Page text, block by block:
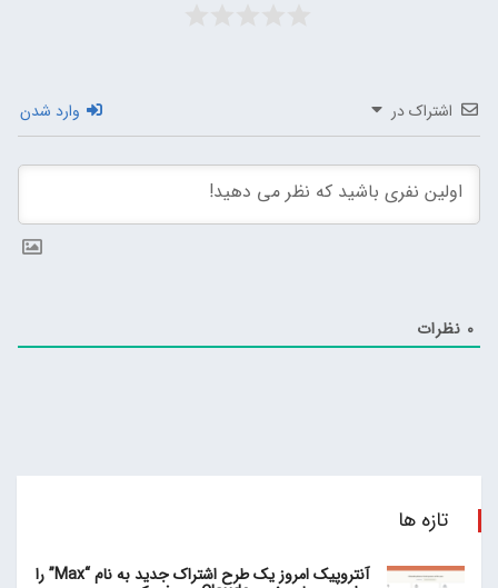
اشتراک در وارد شدن
0 نظرات
تازه ها
آنتروپیک امروز یک طرح اشتراک جدید به نام “Max” را